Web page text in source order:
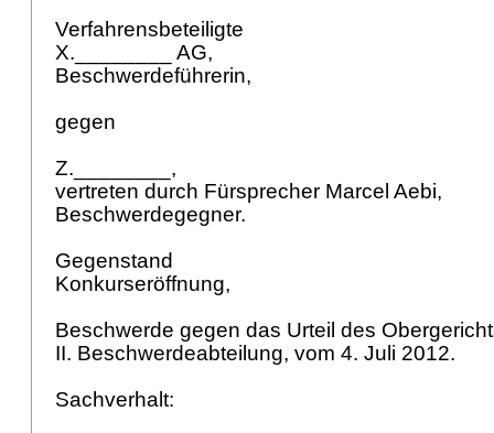
Verfahrensbeteiligte
X.________ AG,
Beschwerdeführerin,
gegen
Z.________,
vertreten durch Fürsprecher Marcel Aebi,
Beschwerdegegner.
Gegenstand
Konkurseröffnung,
Beschwerde gegen das Urteil des
II. Beschwerdeabteilung, vom 4. Juli 2012.
Sachverhalt: